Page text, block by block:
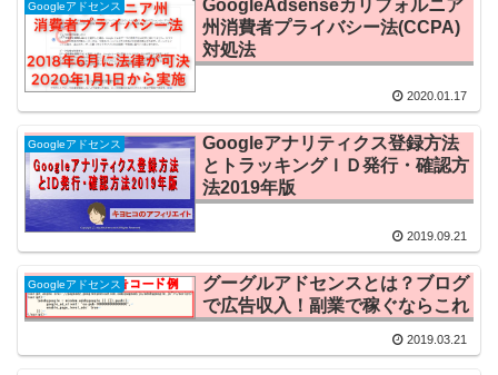
Googleアドセンス
GoogleAdsenseカリフォルニア
州消費者プライバシー法(CCPA)
対処法
2020.01.17
Googleアドセンス
Googleアナリティクス登録方法
とトラッキングＩＤ発行・確認方
法2019年版
2019.09.21
Googleアドセンス
グーグルアドセンスとは？ブログ
で広告収入！副業で稼ぐならこれ
2019.03.21